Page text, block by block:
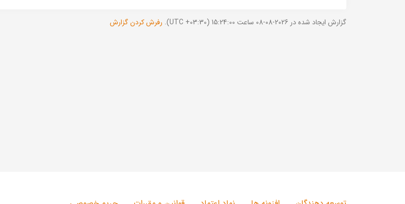
گزارش ایجاد شده در 2026-08-08 ساعت 15:24:00 (UTC +03:30). رفرش کردن گزارش